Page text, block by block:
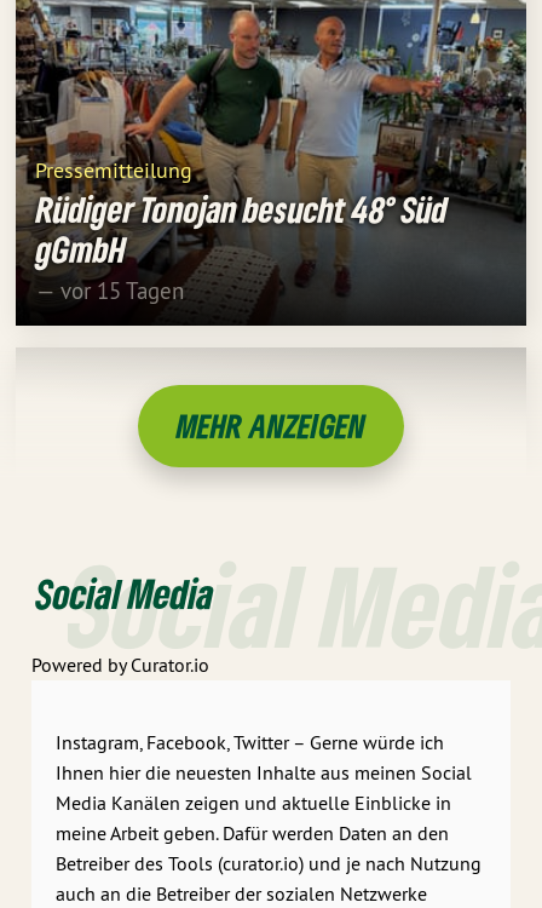
Pressemitteilung
Rüdiger Tonojan besucht 48° Süd
gGmbH
— vor 15 Tagen
MEHR ANZEIGEN
Social Media
Social
Powered by Curator.io
Instagram, Facebook, Twitter – Gerne würde ich
Ihnen hier die neuesten Inhalte aus meinen Social
Media Kanälen zeigen und aktuelle Einblicke in
meine Arbeit geben. Dafür werden Daten an den
Betreiber des Tools (curator.io) und je nach Nutzung
auch an die Betreiber der sozialen Netzwerke